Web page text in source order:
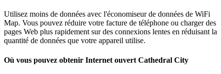
Utilisez moins de données avec l'économiseur de données de WiFi
Map. Vous pouvez réduire votre facture de téléphone ou charger des
pages Web plus rapidement sur des connexions lentes en réduisant la
quantité de données que votre appareil utilise.
Où vous pouvez obtenir Internet ouvert Cathedral City